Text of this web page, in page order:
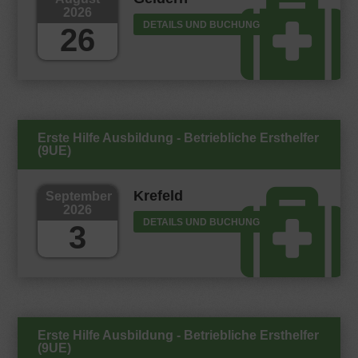
2026
26 DETAILS UND BUCHUNG
Erste Hilfe Ausbildung - Betriebliche Ersthelfer
(9UE)
September
2026
3
Krefeld
DETAILS UND BUCHUNG
Erste Hilfe Ausbildung - Betriebliche Ersthelfer
(9UE)